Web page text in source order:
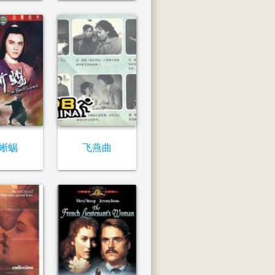
蜴 飞燕曲